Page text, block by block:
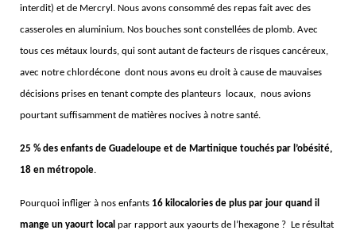
interdit) et de Mercryl. Nous avons consommé des repas fait avec des
casseroles en aluminium. Nos bouches sont constellées de plomb. Avec
tous ces métaux lourds, qui sont autant de facteurs de risques cancéreux,
avec notre chlordécone dont nous avons eu droit à cause de mauvaises
décisions prises en tenant compte des planteurs locaux, nous avions
pourtant suffisamment de matières nocives à notre santé.
25 % des enfants de Guadeloupe et de Martinique touchés par l’obésité,
18 en métropole.
Pourquoi infliger à nos enfants 16 kilocalories de plus par jour quand il
mange un yaourt local par rapport aux yaourts de l’hexagone ? Le résultat